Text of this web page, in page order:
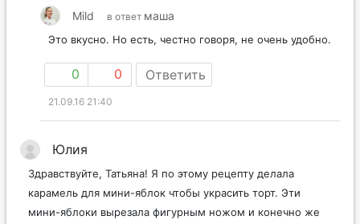
Mild в ответ маша
Это вкусно. Но есть, честно говоря, не очень удобно.
0 0 Ответить
21.09.16 21:40
Юлия
Здравствуйте, Татьяна! Я по этому рецепту делала
карамель для мини-яблок чтобы украсить торт. Эти
мини-яблоки вырезала фигурным ножом и конечно же